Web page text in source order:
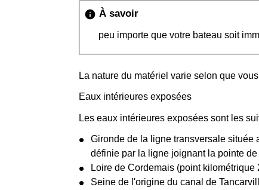
info À savoir
peu importe que votre bateau soit
La nature du matériel varie selon que
Eaux intérieures exposées
Les eaux intérieures exposées sont les
Gironde de la ligne transversale située
définie par la ligne joignant la pointe
Loire de Cordemais (point
Seine de l'origine du canal de